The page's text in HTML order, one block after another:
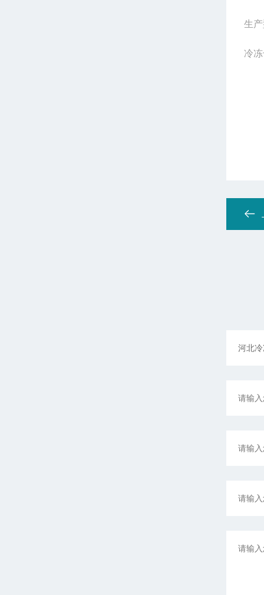
生
冷